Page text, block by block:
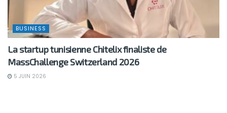
BUSINESS
La startup tunisienne Chitelix finaliste de
MassChallenge Switzerland 2026
5 JUIN 2026